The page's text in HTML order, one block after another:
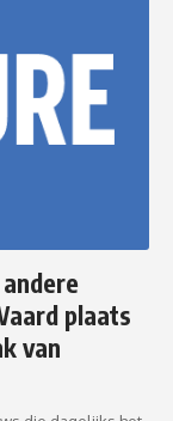
plaats
van